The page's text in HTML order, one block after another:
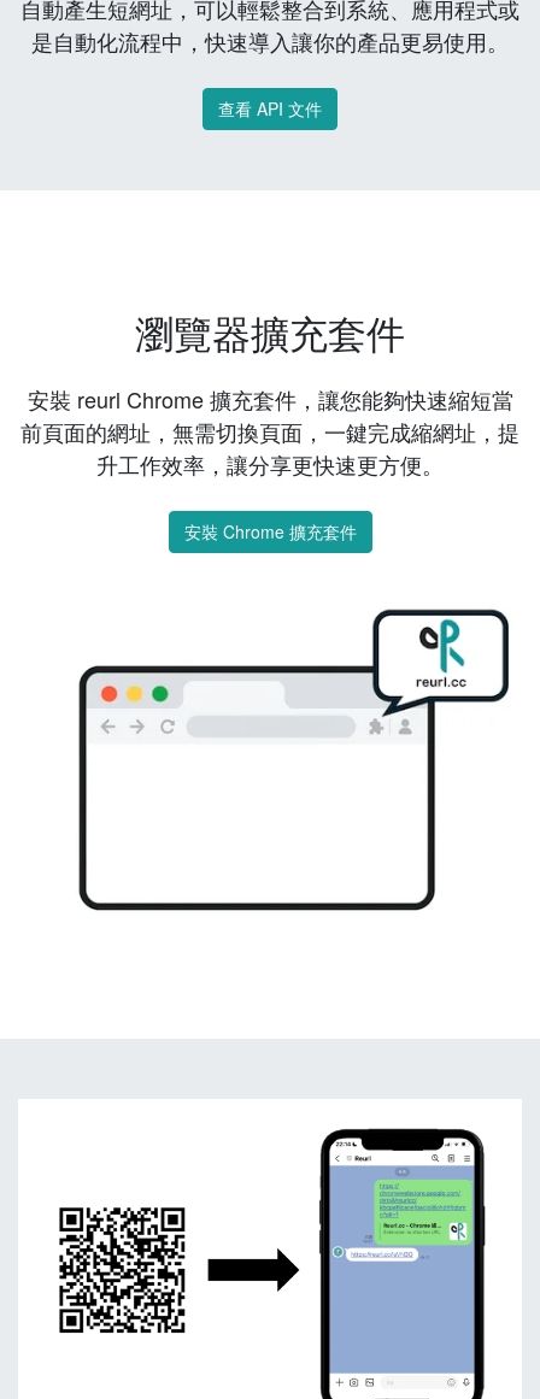
自動產生短網址，可以輕鬆整合到系統、應用程式或
是自動化流程中，快速導入讓你的產品更易使用。
查看 API 文件
瀏覽器擴充套件
安裝 reurl Chrome 擴充套件，讓您能夠快速縮短當
前頁面的網址，無需切換頁面，一鍵完成縮網址，提
升工作效率，讓分享更快速更方便。
安裝 Chrome 擴充套件